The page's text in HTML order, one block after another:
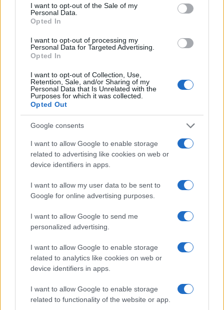
consent section.
I want to opt-out of the Sale of my
Personal Data.
Opted In
I want to opt-out of processing my
Personal Data for Targeted Advertising.
Opted In
I want to opt-out of Collection, Use,
Retention, Sale, and/or Sharing of my
Personal Data that Is Unrelated with the
Purposes for which it was collected.
Opted Out
Google consents
I want to allow Google to enable storage
related to advertising like cookies on web or
device identifiers in apps.
I want to allow my user data to be sent to
Google for online advertising purposes.
I want to allow Google to send me
personalized advertising.
I want to allow Google to enable storage
related to analytics like cookies on web or
device identifiers in apps.
I want to allow Google to enable storage
related to functionality of the website or app.
2016-2018, periodo in cui l’impresa ha evaso,
attraverso la presentazione di dichiarazioni riportati
dati non veritieri, circa 3 milioni di IVA, importo
sottoposto a sequestro. Inoltre, nello stesso periodo,
utilizzando parte del denaro così illegittimamente
ottenuto, Casazza ha acquistato, tramite altra
società, immobili per circa 1,3 milioni di euro.”
Le indagini sono state coordinate dalla Procura della
Repubblica di Roma e avviate alla fine del 2018
quando, su segnalazione degli acquirenti, la società
non ha più proceduto ai rimborsi con l’aumentare dei
sottoscrittori dei contratti. Al momento
ideatore dell’offerta commerciale “My Car – No Cost”,
Massimiliano Casazza, è indagato per evasione
fiscale, truffa e autoriciclaggio.
Legambiente
Ciafani:
“Auspichiamo
rapida
approvazione ddl
SalvaMare”
Successiva
nei pressi del
Colosseo